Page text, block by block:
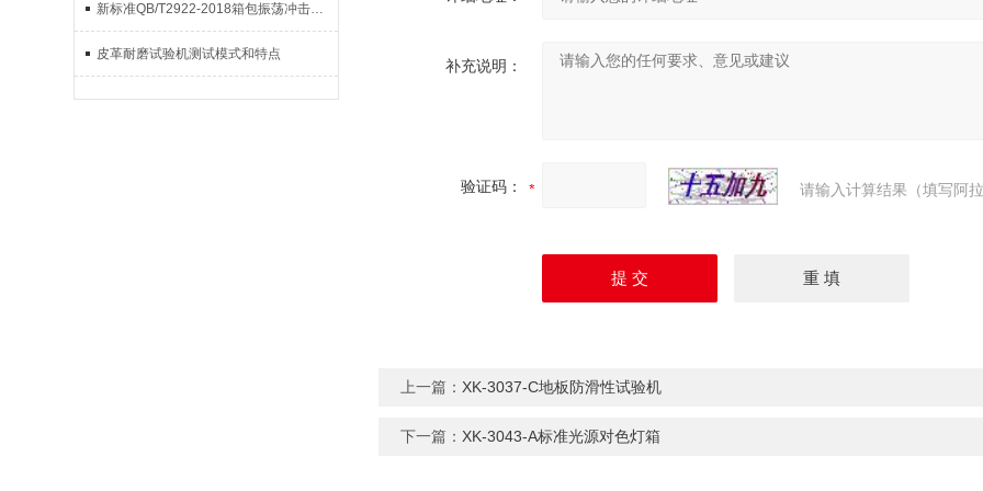
新标准QB/T2922-2018箱包振荡冲击试验技术要求
皮革耐磨试验机测试模式和特点
补充说明：
验证码： 请输入计算结果（填写阿
上一篇： XK-3037-C地板防滑性试验机
下一篇： XK-3043-A标准光源对色灯箱